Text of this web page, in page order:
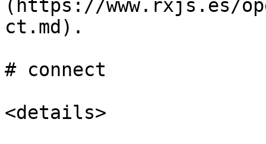
(https://www.rxjs.es/
ct.md).
# connect
<details>